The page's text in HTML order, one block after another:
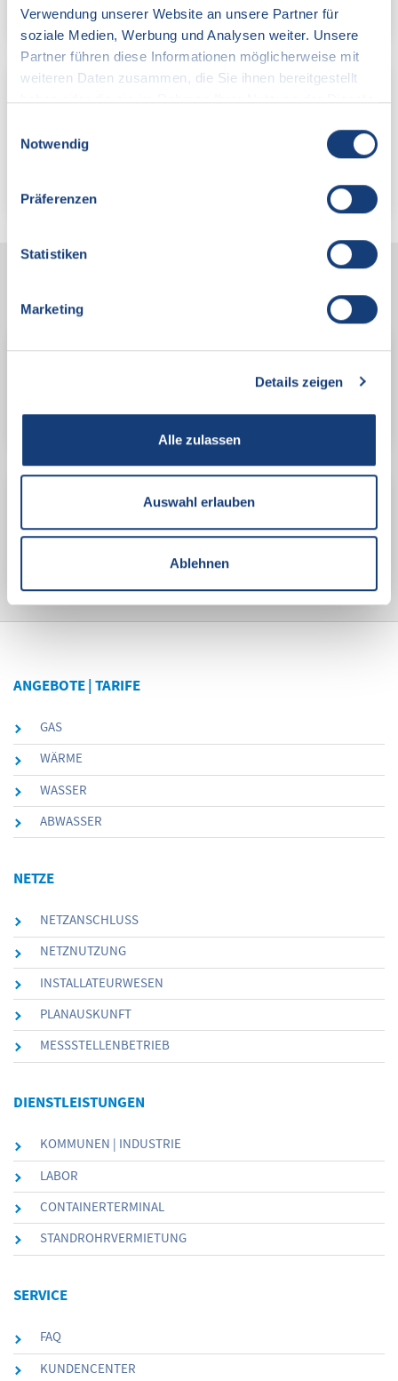
Verwendung unserer Website an unsere Partner für
soziale Medien, Werbung und Analysen weiter. Unsere
Partner führen diese Informationen möglicherweise mit
weiteren Daten zusammen, die Sie ihnen bereitgestellt
haben oder die sie im Rahmen Ihrer Nutzung der Dienste
Notwendig
Präferenzen
Statistiken
Marketing
Details zeigen
Alle zulassen
Auswahl erlauben
Ablehnen
Abs. 3 des Energiesteuergesetzes
Marktrolle: Handel/BKV
Datenblatt HNVG-BKV
Dokumente für den Bereich Netzanschluss finden Sie
hier.
Netznutzung
Dokumente für den Bereich Netznutzung finden Sie
ANGEBOTE | TARIFE
GAS
WÄRME
WASSER
ABWASSER
NETZE
NETZANSCHLUSS
NETZNUTZUNG
INSTALLATEURWESEN
PLANAUSKUNFT
MESSSTELLENBETRIEB
DIENSTLEISTUNGEN
KOMMUNEN | INDUSTRIE
LABOR
CONTAINERTERMINAL
STANDROHRVERMIETUNG
SERVICE
FAQ
KUNDENCENTER